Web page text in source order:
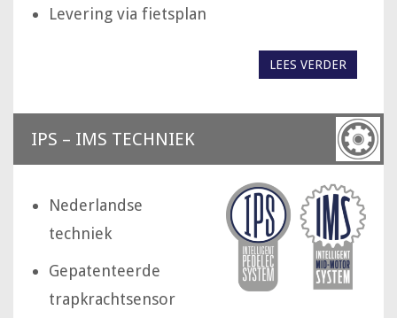
Levering via fietsplan
LEES VERDER
IPS – IMS TECHNIEK
Nederlandse
techniek
Gepatenteerde
trapkrachtsensor